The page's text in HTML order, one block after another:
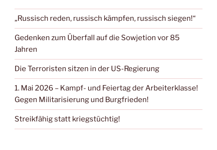
„Russisch reden, russisch kämpfen, russisch siegen!“
Gedenken zum Überfall auf die Sowjetion vor 85
Jahren
Die Terroristen sitzen in der US-Regierung
1. Mai 2026 – Kampf- und Feiertag der Arbeiterklasse!
Gegen Militarisierung und Burgfrieden!
Streikfähig statt kriegstüchtig!